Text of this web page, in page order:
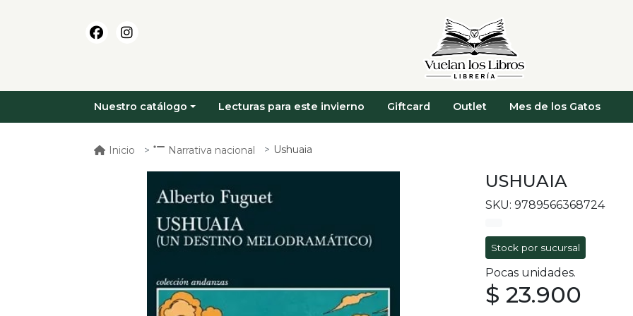
Nuestro catálogo Lecturas para este invierno Giftcard Outlet Mes de los Gatos
Inicio Narrativa nacional Ushuaia
USHUAIA
SKU: 9789566368724
Stock por sucursal
Pocas unidades.
$ 23.900